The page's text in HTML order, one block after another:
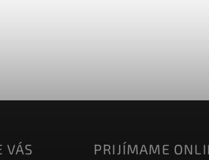
VÁS PRIJÍMAME